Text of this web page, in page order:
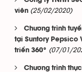
viên (25/02/2020)
Chương trình
tại Suntory Pepsico
triển 360° (07/01/
Chương trình